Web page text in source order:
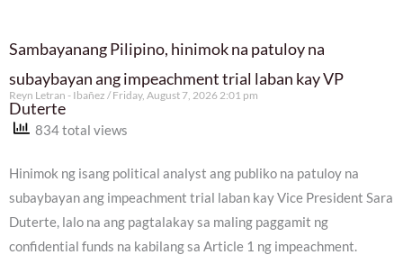
Sambayanang Pilipino, hinimok na patuloy na
subaybayan ang impeachment trial laban kay VP
Duterte
Reyn Letran - Ibañez Friday, August 7, 2026 2:01 pm
834 total views
Hinimok ng isang political analyst ang publiko na patuloy na
subaybayan ang impeachment trial laban kay Vice President Sara
Duterte, lalo na ang pagtalakay sa maling paggamit ng
confidential funds na kabilang sa Article 1 ng impeachment.